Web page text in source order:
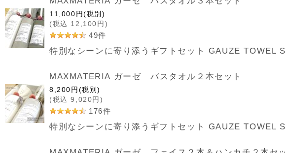
11,000円(税別)
(税込 12,100 円 )
49件
特別なシーンに寄り添うギフトセット GAUZE
MAXMATERIA ガーゼ バスタオル２本セット
8,200円 (税別)
(税込 9,020円)
176件
特別なシーンに寄り添うギフトセット GAUZE